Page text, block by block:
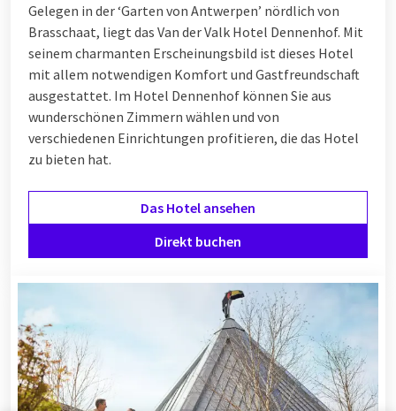
Gelegen in der ‘Garten von Antwerpen’ nördlich von
Brasschaat, liegt das Van der Valk Hotel Dennenhof. Mit
seinem charmanten Erscheinungsbild ist dieses Hotel
mit allem notwendigen Komfort und Gastfreundschaft
ausgestattet. Im Hotel Dennenhof können Sie aus
wunderschönen Zimmern wählen und von
verschiedenen Einrichtungen profitieren, die das Hotel
zu bieten hat.
Das Hotel ansehen
Direkt buchen